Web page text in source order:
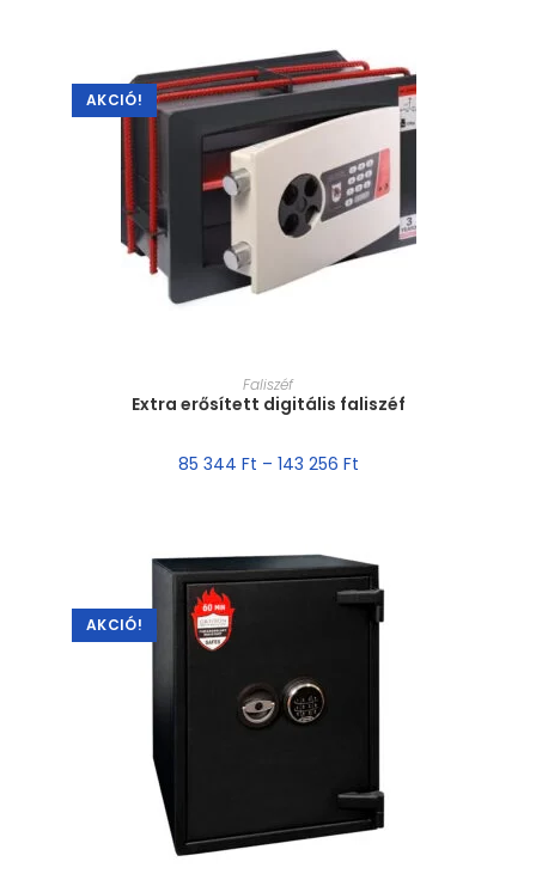
AKCIÓ!
MÉRET VÁLASZTÁSA
Faliszéf
Extra erősített digitális faliszéf
85 344 Ft – 143 256 Ft
AKCIÓ!